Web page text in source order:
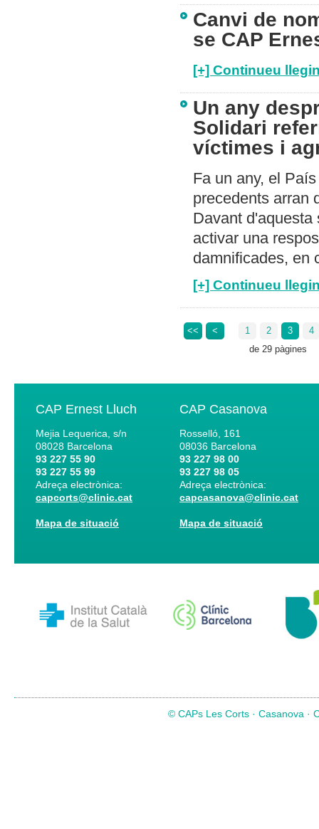
Canvi de
se CAP
[+] Continueu
Un any
Solidari
víctimes i
Fa un any, el
precedents arran
Davant
activar una
damnificades, en
[+] Continueu
<< < 1 2 3
4
de 29 pàgines
CAP Ernest Lluch
Mejia Lequerica, s/n
08028 Barcelona
93 227 55 90
93 227 55 99
Adreça electrònica:
capcorts@clinic.cat
Mapa de situació
CAP Casanova
Rosselló, 161
08036 Barcelona
93 227 98 00
93 227 98 05
Adreça electrònica:
capcasanova@clinic.cat
Mapa de situació
© CAPs Les Corts · Casanova ·